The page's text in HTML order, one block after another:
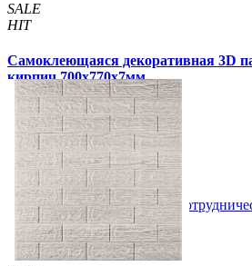
SALE
HIT
Самоклеющаяся декоративная 3D
кирпич 700x770x7мм
105 грн /шт 163 грн/шт
5 отзывов
Купить В закладки